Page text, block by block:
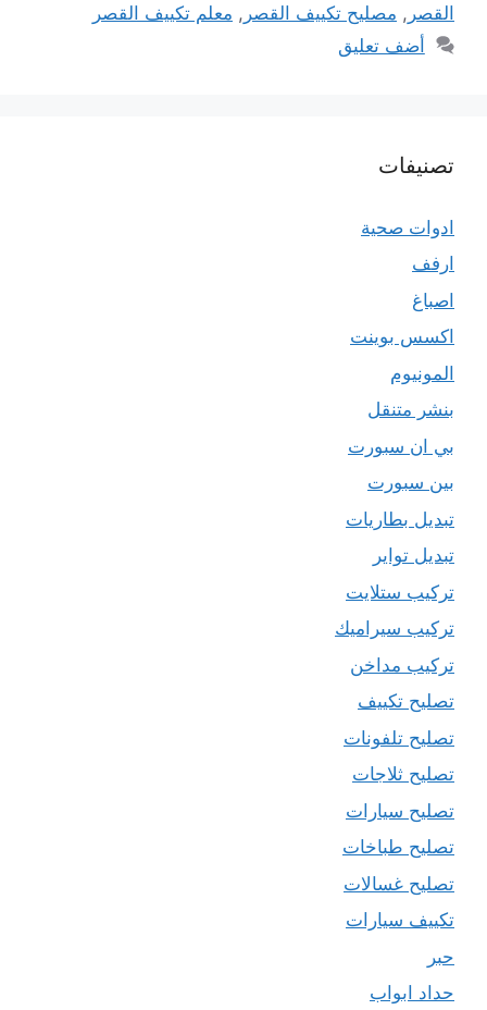
القصر , مصليح تكييف القصر , معلم تكييف القصر
أضف تعليق
تصنيفات
ادوات صحية
ارفف
اصباغ
اكسس بوينت
المونيوم
بنشر متنقل
بي ان سبورت
بين سبورت
تبديل بطاريات
تبديل تواير
تركيب ستلايت
تركيب سيراميك
تركيب مداخن
تصليح تكييف
تصليح تلفونات
تصليح ثلاجات
تصليح سيارات
تصليح طباخات
تصليح غسالات
تكييف سيارات
حبر
حداد ابواب